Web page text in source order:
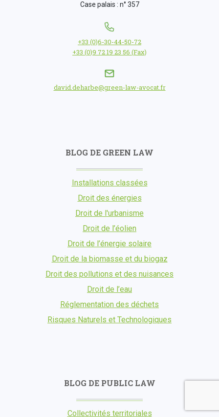
Case palais : n° 357
+33 (0)6-30-44-50-72
+33 (0)9 72 19 23 56 (Fax)
david.deharbe@green-law-avocat.fr
BLOG DE GREEN LAW
Installations classées
Droit des énergies
Droit de l'urbanisme
Droit de l’éolien
Droit de l’énergie solaire
Droit de la biomasse et du biogaz
Droit des pollutions et des nuisances
Droit de l’eau
Réglementation des déchets
Risques Naturels et Technologiques
BLOG DE PUBLIC LAW
Collectivités territoriales